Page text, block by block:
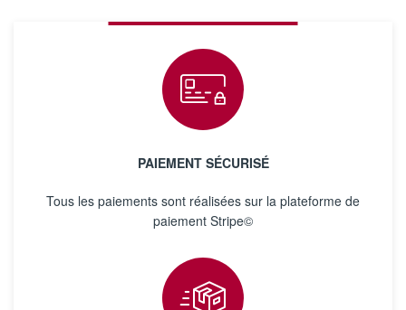
PAIEMENT SÉCURISÉ
Tous les paiements sont réalisées sur la plateforme de
paiement Stripe©